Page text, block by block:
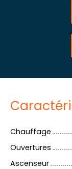
Chauffage
Ouvertures
Ascenseur